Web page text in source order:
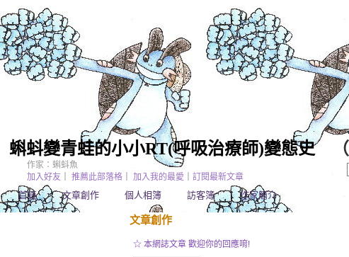
蝌蚪變青蛙的小小RT(呼吸治療師)變態史（
首頁 文章創作 個人相簿 訪客簿 作家簡介
加入好友 推薦此部落格 加入我的最愛 訂閱最新文章
作家：蝌蚪魚
文章創作
☆ 本網誌文章 歡迎你的回應唷!